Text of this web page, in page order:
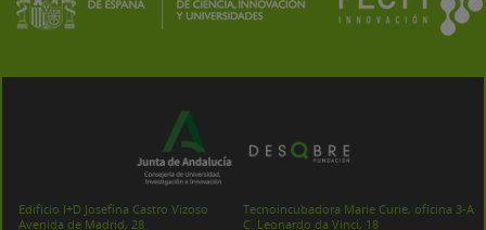
Edificio I+D Josefina Castro Vizoso
Avenida de Madrid, 28
Tecnoincubadora Marie Curie, oficina 3-A
C. Leonardo da Vinci, 18